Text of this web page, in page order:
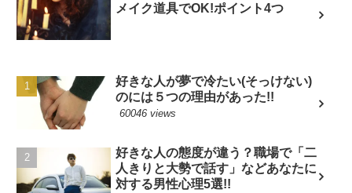
メイク道具でOK!ポイント4つ
好きな人が夢で冷たい(そっけない)
のには５つの理由があった!!
60046 views
好きな人の態度が違う？職場で「二
人きりと大勢で話す」などあなたに
対する男性心理5選!!